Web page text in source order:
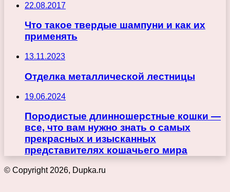
22.08.2017
Что такое твердые шампуни и как их
применять
13.11.2023
Отделка металлической лестницы
19.06.2024
Породистые длинношерстные кошки —
все, что вам нужно знать о самых
прекрасных и изысканных
представителях кошачьего мира
© Copyright 2026, Dupka.ru